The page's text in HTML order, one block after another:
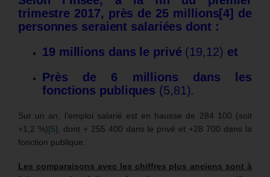
trimestre 2017, près de 25 millions[4] de
personnes seraient salariées dont :
19 millions dans le privé (19,12) et
Près de 6 millions dans les
fonctions publiques (5,81).
Sur un an, l’emploi salarié est en hausse de 284 100 (soit
+1,2 %)[5] , dont + 255 400 dans le privé et +28 700 dans la
fonction publique.
Les comparaisons avec les chiffres plus anciens sont à